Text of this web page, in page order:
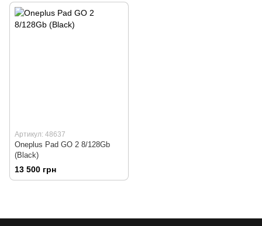
Артикул: 48637
Oneplus Pad GO 2 8/128Gb
(Black)
13 500 грн